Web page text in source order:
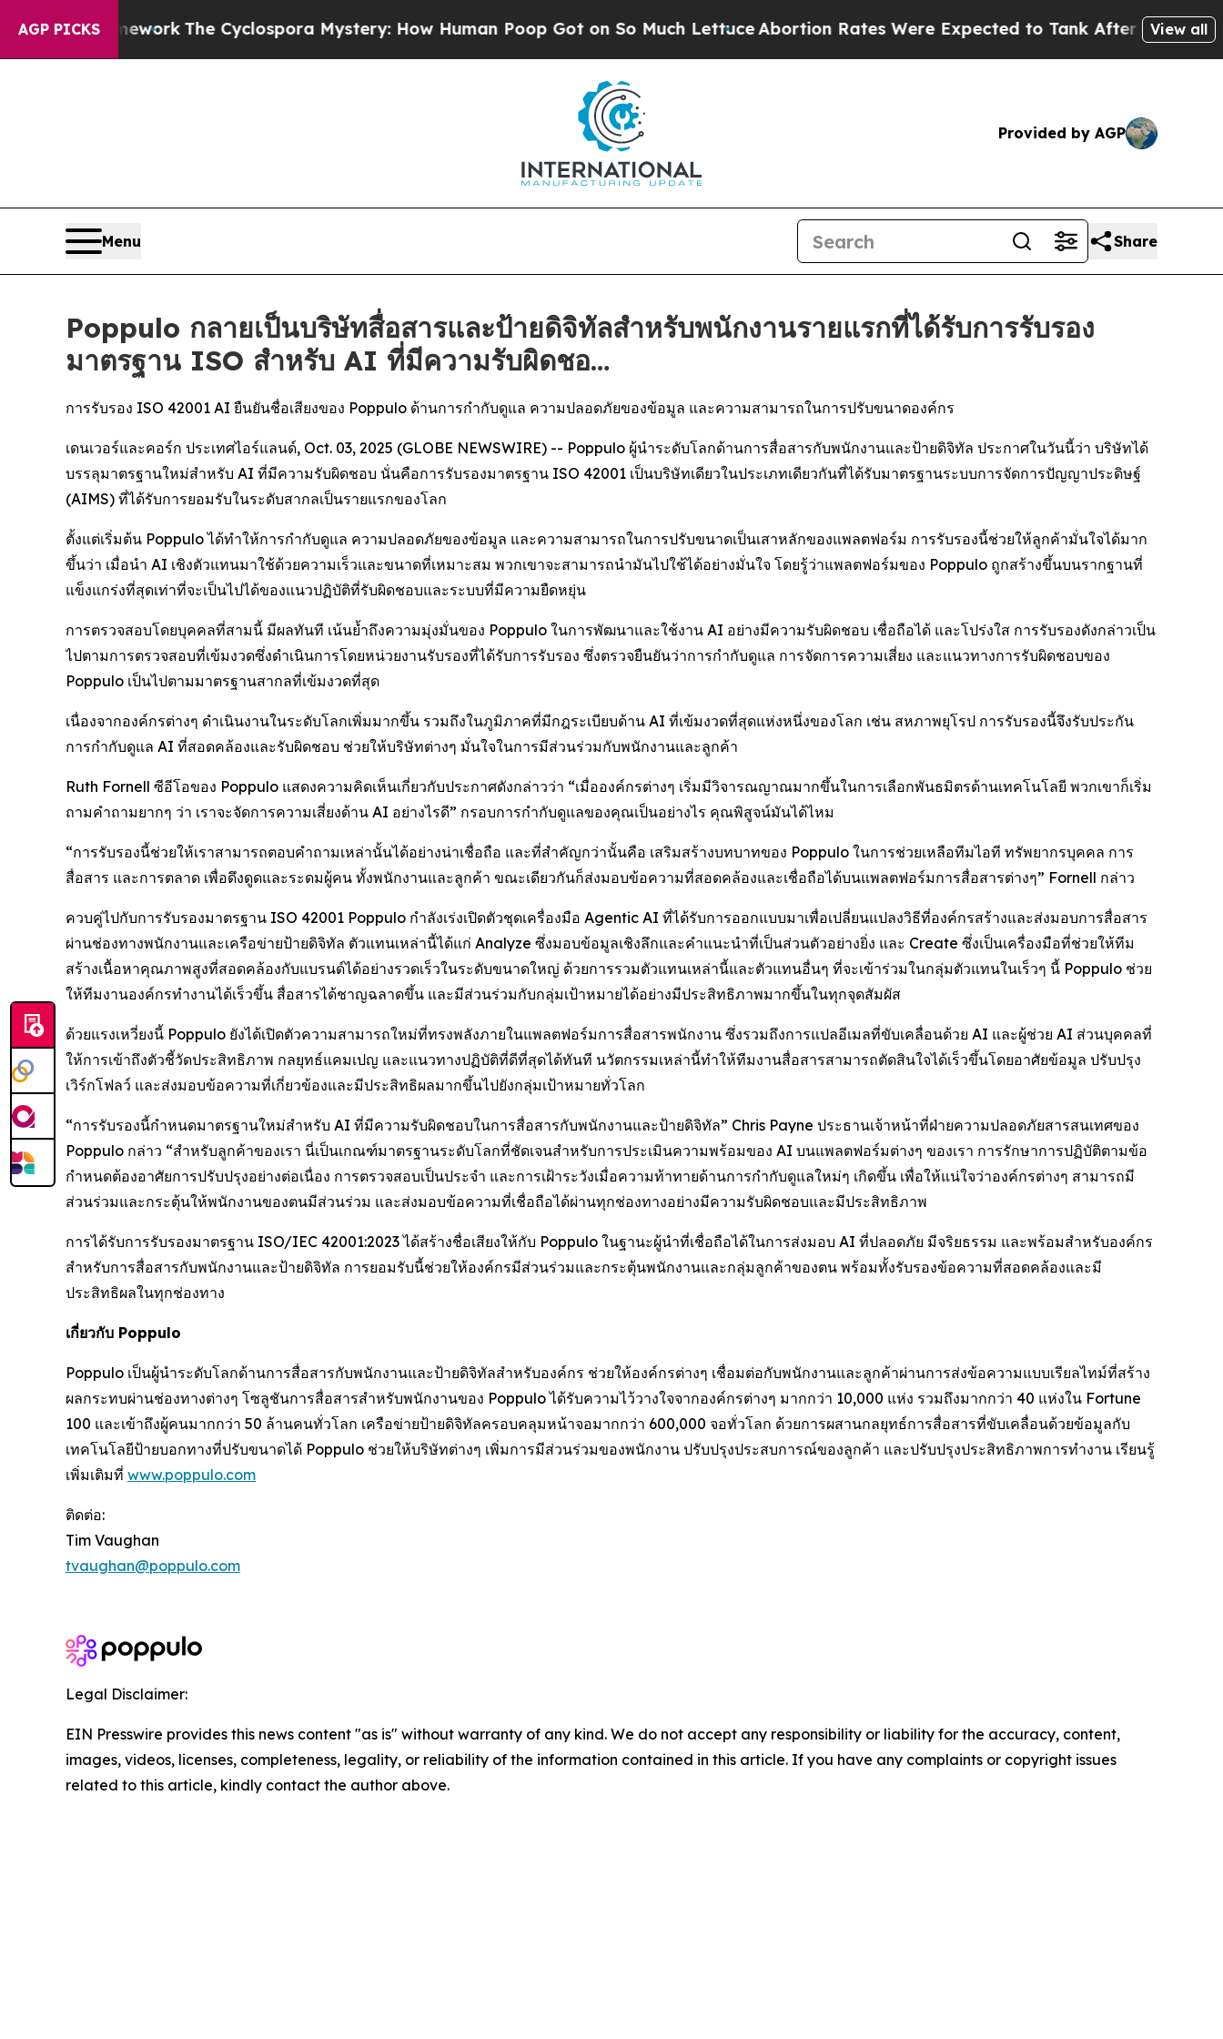
AGP PICKS
Framework The Cyclospora Mystery: How Human Poop Got on So Much Lettuce Abortion Rates Were Expected to Tank After Roe v. Wade
View all
Provided by AGP
Menu Share
Poppulo กลายเป็นบริษัทสื่อสารและป้ายดิจิทัลสำหรับพนักงานรายแรกที่ได้รับการรับรอง
มาตรฐาน ISO สำหรับ AI ที่มีความรับผิดชอ…
การรับรอง ISO 42001 AI ยืนยันชื่อเสียงของ Poppulo ด้านการกำกับดูแล ความปลอดภัยของข้อมูล และความสามารถในการปรับขนาดองค์กร
เดนเวอร์และคอร์ก ประเทศไอร์แลนด์, Oct. 03, 2025 (GLOBE NEWSWIRE) -- Poppulo ผู้นำระดับโลกด้านการสื่อสารกับพนักงานและป้ายดิจิทัล ประกาศในวันนี้ว่า บริษัทได้
บรรลุมาตรฐานใหม่สำหรับ AI ที่มีความรับผิดชอบ นั่นคือการรับรองมาตรฐาน ISO 42001 เป็นบริษัทเดียวในประเภทเดียวกันที่ได้รับมาตรฐานระบบการจัดการปัญญาประดิษฐ์
(AIMS) ที่ได้รับการยอมรับในระดับสากลเป็นรายแรกของโลก
ตั้งแต่เริ่มต้น Poppulo ได้ทำให้การกำกับดูแล ความปลอดภัยของข้อมูล และความสามารถในการปรับขนาดเป็นเสาหลักของแพลตฟอร์ม การรับรองนี้ช่วยให้ลูกค้ามั่นใจได้มาก
ขึ้นว่า เมื่อนำ AI เชิงตัวแทนมาใช้ด้วยความเร็วและขนาดที่เหมาะสม พวกเขาจะสามารถนำมันไปใช้ได้อย่างมั่นใจ โดยรู้ว่าแพลตฟอร์มของ Poppulo ถูกสร้างขึ้นบนรากฐานที่
แข็งแกร่งที่สุดเท่าที่จะเป็นไปได้ของแนวปฏิบัติที่รับผิดชอบและระบบที่มีความยืดหยุ่น
การตรวจสอบโดยบุคคลที่สามนี้ มีผลทันที เน้นย้ำถึงความมุ่งมั่นของ Poppulo ในการพัฒนาและใช้งาน AI อย่างมีความรับผิดชอบ เชื่อถือได้ และโปร่งใส การรับรองดังกล่าวเป็น
ไปตามการตรวจสอบที่เข้มงวดซึ่งดำเนินการโดยหน่วยงานรับรองที่ได้รับการรับรอง ซึ่งตรวจยืนยันว่าการกำกับดูแล การจัดการความเสี่ยง และแนวทางการรับผิดชอบของ
Poppulo เป็นไปตามมาตรฐานสากลที่เข้มงวดที่สุด
เนื่องจากองค์กรต่างๆ ดำเนินงานในระดับโลกเพิ่มมากขึ้น รวมถึงในภูมิภาคที่มีกฎระเบียบด้าน AI ที่เข้มงวดที่สุดแห่งหนึ่งของโลก เช่น สหภาพยุโรป การรับรองนี้จึงรับประกัน
การกำกับดูแล AI ที่สอดคล้องและรับผิดชอบ ช่วยให้บริษัทต่างๆ มั่นใจในการมีส่วนร่วมกับพนักงานและลูกค้า
Ruth Fornell ซีอีโอของ Poppulo แสดงความคิดเห็นเกี่ยวกับประกาศดังกล่าวว่า “เมื่อองค์กรต่างๆ เริ่มมีวิจารณญาณมากขึ้นในการเลือกพันธมิตรด้านเทคโนโลยี พวกเขาก็เริ่ม
ถามคำถามยากๆ ว่า เราจะจัดการความเสี่ยงด้าน AI อย่างไรดี” กรอบการกำกับดูแลของคุณเป็นอย่างไร คุณพิสูจน์มันได้ไหม
“การรับรองนี้ช่วยให้เราสามารถตอบคำถามเหล่านั้นได้อย่างน่าเชื่อถือ และที่สำคัญกว่านั้นคือ เสริมสร้างบทบาทของ Poppulo ในการช่วยเหลือทีมไอที ทรัพยากรบุคคล การ
สื่อสาร และการตลาด เพื่อดึงดูดและระดมผู้คน ทั้งพนักงานและลูกค้า ขณะเดียวกันก็ส่งมอบข้อความที่สอดคล้องและเชื่อถือได้บนแพลตฟอร์มการสื่อสารต่างๆ” Fornell กล่าว
ควบคู่ไปกับการรับรองมาตรฐาน ISO 42001 Poppulo กำลังเร่งเปิดตัวชุดเครื่องมือ Agentic AI ที่ได้รับการออกแบบมาเพื่อเปลี่ยนแปลงวิธีที่องค์กรสร้างและส่งมอบการสื่อสาร
ผ่านช่องทางพนักงานและเครือข่ายป้ายดิจิทัล ตัวแทนเหล่านี้ได้แก่ Analyze ซึ่งมอบข้อมูลเชิงลึกและคำแนะนำที่เป็นส่วนตัวอย่างยิ่ง และ Create ซึ่งเป็นเครื่องมือที่ช่วยให้ทีม
สร้างเนื้อหาคุณภาพสูงที่สอดคล้องกับแบรนด์ได้อย่างรวดเร็วในระดับขนาดใหญ่ ด้วยการรวมตัวแทนเหล่านี้และตัวแทนอื่นๆ ที่จะเข้าร่วมในกลุ่มตัวแทนในเร็วๆ นี้ Poppulo ช่วย
ให้ทีมงานองค์กรทำงานได้เร็วขึ้น สื่อสารได้ชาญฉลาดขึ้น และมีส่วนร่วมกับกลุ่มเป้าหมายได้อย่างมีประสิทธิภาพมากขึ้นในทุกจุดสัมผัส
ด้วยแรงเหวี่ยงนี้ Poppulo ยังได้เปิดตัวความสามารถใหม่ที่ทรงพลังภายในแพลตฟอร์มการสื่อสารพนักงาน ซึ่งรวมถึงการแปลอีเมลที่ขับเคลื่อนด้วย AI และผู้ช่วย AI ส่วนบุคคลที่
ให้การเข้าถึงตัวชี้วัดประสิทธิภาพ กลยุทธ์แคมเปญ และแนวทางปฏิบัติที่ดีที่สุดได้ทันที นวัตกรรมเหล่านี้ทำให้ทีมงานสื่อสารสามารถตัดสินใจได้เร็วขึ้นโดยอาศัยข้อมูล ปรับปรุง
เวิร์กโฟลว์ และส่งมอบข้อความที่เกี่ยวข้องและมีประสิทธิผลมากขึ้นไปยังกลุ่มเป้าหมายทั่วโลก
“การรับรองนี้กำหนดมาตรฐานใหม่สำหรับ AI ที่มีความรับผิดชอบในการสื่อสารกับพนักงานและป้ายดิจิทัล” Chris Payne ประธานเจ้าหน้าที่ฝ่ายความปลอดภัยสารสนเทศของ
Poppulo กล่าว “สำหรับลูกค้าของเรา นี่เป็นเกณฑ์มาตรฐานระดับโลกที่ชัดเจนสำหรับการประเมินความพร้อมของ AI บนแพลตฟอร์มต่างๆ ของเรา การรักษาการปฏิบัติตามข้อ
กำหนดต้องอาศัยการปรับปรุงอย่างต่อเนื่อง การตรวจสอบเป็นประจำ และการเฝ้าระวังเมื่อความท้าทายด้านการกำกับดูแลใหม่ๆ เกิดขึ้น เพื่อให้แน่ใจว่าองค์กรต่างๆ สามารถมี
ส่วนร่วมและกระตุ้นให้พนักงานของตนมีส่วนร่วม และส่งมอบข้อความที่เชื่อถือได้ผ่านทุกช่องทางอย่างมีความรับผิดชอบและมีประสิทธิภาพ
การได้รับการรับรองมาตรฐาน ISO/IEC 42001:2023 ได้สร้างชื่อเสียงให้กับ Poppulo ในฐานะผู้นำที่เชื่อถือได้ในการส่งมอบ AI ที่ปลอดภัย มีจริยธรรม และพร้อมสำหรับองค์กร
สำหรับการสื่อสารกับพนักงานและป้ายดิจิทัล การยอมรับนี้ช่วยให้องค์กรมีส่วนร่วมและกระตุ้นพนักงานและกลุ่มลูกค้าของตน พร้อมทั้งรับรองข้อความที่สอดคล้องและมี
ประสิทธิผลในทุกช่องทาง
เกี่ยวกับ Poppulo
Poppulo เป็นผู้นำระดับโลกด้านการสื่อสารกับพนักงานและป้ายดิจิทัลสำหรับองค์กร ช่วยให้องค์กรต่างๆ เชื่อมต่อกับพนักงานและลูกค้าผ่านการส่งข้อความแบบเรียลไทม์ที่สร้าง
ผลกระทบผ่านช่องทางต่างๆ โซลูชันการสื่อสารสำหรับพนักงานของ Poppulo ได้รับความไว้วางใจจากองค์กรต่างๆ มากกว่า 10,000 แห่ง รวมถึงมากกว่า 40 แห่งใน Fortune
100 และเข้าถึงผู้คนมากกว่า 50 ล้านคนทั่วโลก เครือข่ายป้ายดิจิทัลครอบคลุมหน้าจอมากกว่า 600,000 จอทั่วโลก ด้วยการผสานกลยุทธ์การสื่อสารที่ขับเคลื่อนด้วยข้อมูลกับ
เทคโนโลยีป้ายบอกทางที่ปรับขนาดได้ Poppulo ช่วยให้บริษัทต่างๆ เพิ่มการมีส่วนร่วมของพนักงาน ปรับปรุงประสบการณ์ของลูกค้า และปรับปรุงประสิทธิภาพการทำงาน เรียนรู้
เพิ่มเติมที่ www.poppulo.com
ติดต่อ:
Tim Vaughan
tvaughan@poppulo.com
Legal Disclaimer:
EIN Presswire provides this news content "as is" without warranty of any kind. We do not accept any responsibility or liability for the accuracy, content,
images, videos, licenses, completeness, legality, or reliability of the information contained in this article. If you have any complaints or copyright issues
related to this article, kindly contact the author above.